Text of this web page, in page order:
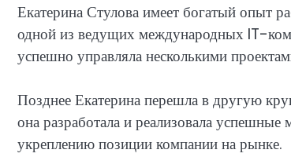
Екатерина Стулова имеет богатый опыт
одной из ведущих международных IT-
успешно управляла несколькими
Позднее Екатерина перешла в другую
она разработала и реализовала
укреплению позиции компании на рынке.